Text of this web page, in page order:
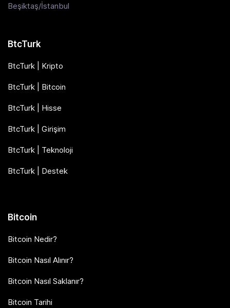
Beşiktaş/İstanbul
BtcTurk
BtcTurk | Kripto
BtcTurk | Bitcoin
BtcTurk | Hisse
BtcTurk | Girişim
BtcTurk | Teknoloji
BtcTurk | Destek
Bitcoin
Bitcoin Nedir?
Bitcoin Nasıl Alınır?
Bitcoin Nasıl Saklanır?
Bitcoin Tarihi